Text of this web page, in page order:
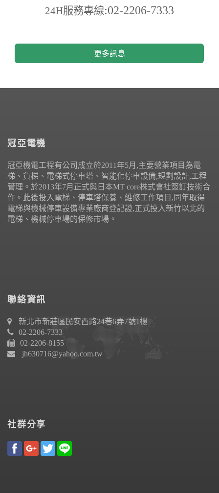
24H服務專線:02-2206-7333
更多訊息
冠亞電機
冠亞機電工程有公司成立於2011年5月,主要營業項目為電
梯、貨梯、電梯式停車塔、智能化停車設備,規劃設計,工程
管理。於2013年7月正式與日本MT core株式會社簽訂技術合
作。此後投入電梯、停車塔保養、維修工作項目,同年取得
電梯與機械停車設備專業廠商登記證,正式投入新竹以北的
電梯、機械停車場的保修市場。
聯絡資訊
新北市新莊區民安西路24巷6弄7號1樓
02-2206-7333
02-2206-8155
jh630716@yahoo.com.tw
社群分享